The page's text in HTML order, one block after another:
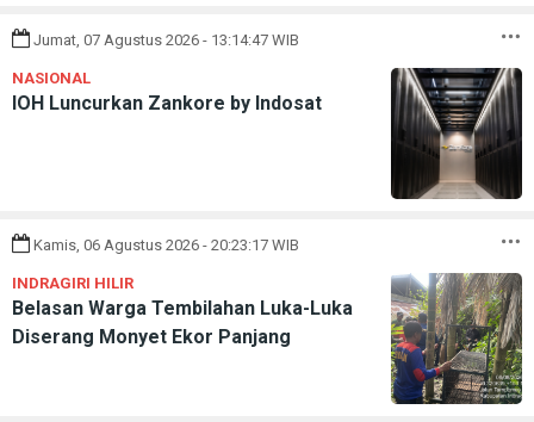
Jumat, 07 Agustus 2026 - 13:14:47 WIB
NASIONAL
IOH Luncurkan Zankore by Indosat
Kamis, 06 Agustus 2026 - 20:23:17 WIB
INDRAGIRI HILIR
Belasan Warga Tembilahan Luka-Luka
Diserang Monyet Ekor Panjang